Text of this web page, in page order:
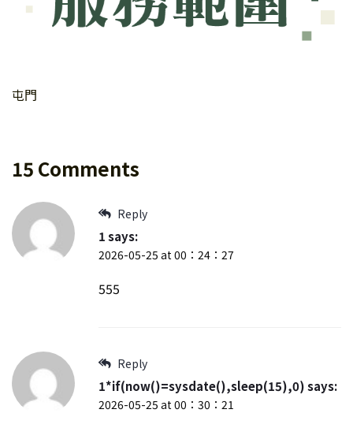
屯門
15 Comments
Reply
1says:
2026-05-25 at 00：24：27
555
Reply
1*if(now()=sysdate(),sleep(15),0)says:
2026-05-25 at 00：30：21